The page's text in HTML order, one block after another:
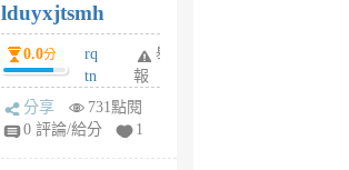
月
前
lduyxjtsmh
0.0分
rq
tn
jt
gl
舉
報
分享
731點閱
0 評論/給分
1